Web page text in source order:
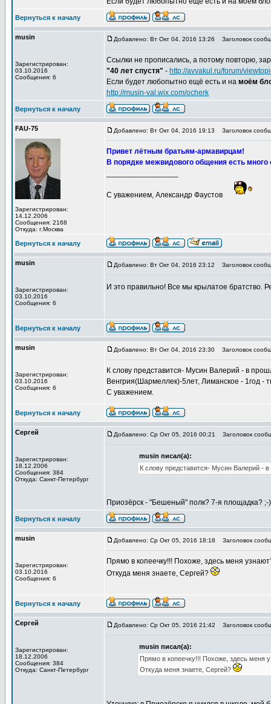
Вернуться к началу
musin
Зарегистрирован:
03.10.2016
Сообщения: 6
Добавлено: Вт Окт 04, 2016 13:26 Заголовок
Ссылки не прописались, а потому повторю,
"40 лет спустя" - http://avvakul.ru/forum/
Если будет любопытно ещё есть и на моём
http://musin-val.wix.com/ocherk
Вернуться к началу
FAU-75
Зарегистрирован:
14.12.2006
Сообщения: 2168
Откуда: г.Москва
Добавлено: Вт Окт 04, 2016 19:13 Заголовок
Привет лётным братьям-армавирцам!
В порядке межвидового общения есть
С уважением, Александр Фаустов
Вернуться к началу
musin
Зарегистрирован:
03.10.2016
Сообщения: 6
Добавлено: Вт Окт 04, 2016 23:12 Заголовок
И это правильно! Все мы крылатое братство.
Вернуться к началу
musin
Зарегистрирован:
03.10.2016
Сообщения: 6
Добавлено: Вт Окт 04, 2016 23:30 Заголовок
К слову представится- Мусин Валерий - в
Венгрия(Шармеллек)-5лет, Лиманское - 1год -
С уважением.
Вернуться к началу
Сергей
Зарегистрирован:
18.12.2006
Сообщения: 384
Откуда: Санкт-Петербург
Добавлено: Ср Окт 05, 2016 00:21 Заголовок
musin писал(а):
К слову представится- Мусин Валерий -
Приозёрск - "Бешеный" полк? 7-я площадка?
Вернуться к началу
musin
Зарегистрирован:
03.10.2016
Сообщения: 6
Добавлено: Ср Окт 05, 2016 18:18 Заголовок
Прямо в копеечку!!! Похоже, здесь меня
Откуда меня знаете, Сергей?
Вернуться к началу
Сергей
Зарегистрирован:
18.12.2006
Сообщения: 384
Откуда: Санкт-Петербург
Добавлено: Ср Окт 05, 2016 21:42 Заголовок
musin писал(а):
Прямо в копеечку!!! Похоже, здесь меня
Откуда меня знаете, Сергей?